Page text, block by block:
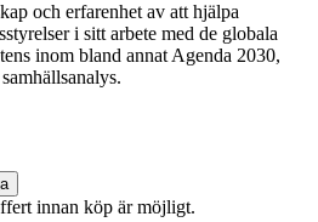
och erfarenhet av att hjälpa
i sitt arbete med de globala
inom bland annat Agenda 2030,
innan köp är möjligt.